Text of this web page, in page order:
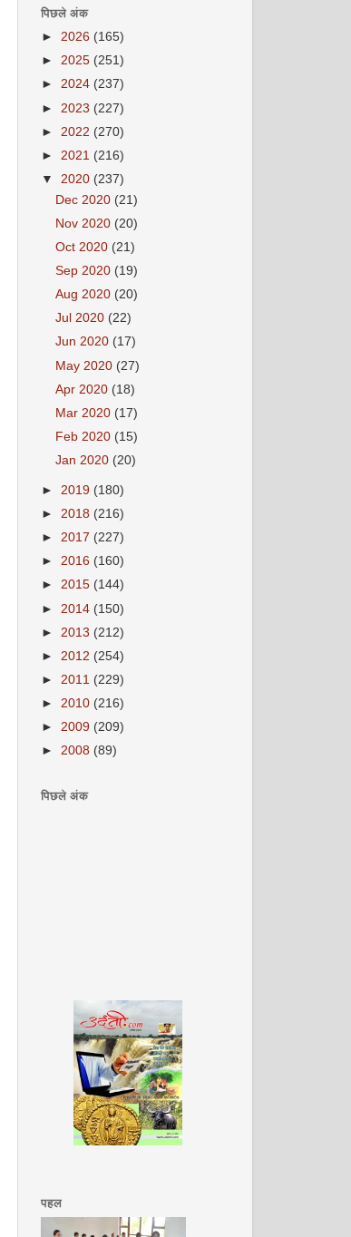
पिछले अंक
► 2026 (165)
► 2025 (251)
► 2024 (237)
► 2023 (227)
► 2022 (270)
► 2021 (216)
▼ 2020 (237)
Dec 2020 (21)
Nov 2020 (20)
Oct 2020 (21)
Sep 2020 (19)
Aug 2020 (20)
Jul 2020 (22)
Jun 2020 (17)
May 2020 (27)
Apr 2020 (18)
Mar 2020 (17)
Feb 2020 (15)
Jan 2020 (20)
► 2019 (180)
► 2018 (216)
► 2017 (227)
► 2016 (160)
► 2015 (144)
► 2014 (150)
► 2013 (212)
► 2012 (254)
► 2011 (229)
► 2010 (216)
► 2009 (209)
► 2008 (89)
पिछले अंक
अगस्त 2008
पहल